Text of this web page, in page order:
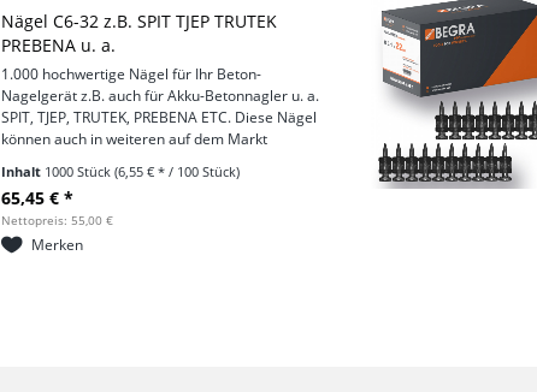
Nägel C6-32 z.B. SPIT TJEP TRUTEK
PREBENA u. a.
1.000 hochwertige Nägel für Ihr Beton-
Nagelgerät z.B. auch für Akku-Betonnagler u. a.
SPIT, TJEP, TRUTEK, PREBENA ETC. Diese Nägel
können auch in weiteren auf dem Markt
handelt sich um gehärtete...
Inhalt 1000 Stück(6,55 € * / 100 Stück)
65,45 € *
Nettopreis: 55,00 €
Merken